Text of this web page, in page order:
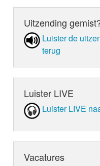
Uitzending
Luister de
terug
Luister LIVE
Luister LIVE
Vacatures